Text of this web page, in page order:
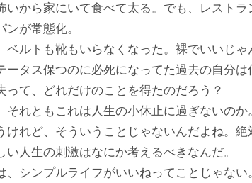
から家にいて食べて太る。でも、レストラ
が常態化。
ルトも靴もいらなくなった。裸でいいじゃ
タス保つのに必死になってた過去の自分は
て、どれだけのことを得たのだろう？
れともこれは人生の小休止に過ぎないのか
れど、そういうことじゃないんだよね。
人生の刺激はなにか考えるべきなんだ。
、シンプルライフがいいねってことじゃな